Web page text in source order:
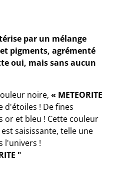
par un mélange
pigments, agrémenté
oui, mais sans aucun
noire, « METEORITE
d'étoiles ! De fines
or et bleu ! Cette couleur
saisissante, telle une
l'univers !
"